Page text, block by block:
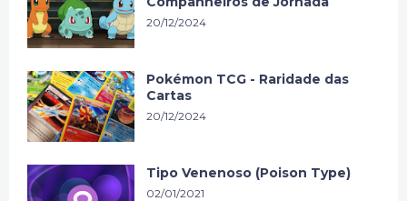
20/12/2024
Pokémon TCG - Raridade das
Cartas
20/12/2024
Tipo Venenoso (Poison Type)
02/01/2021